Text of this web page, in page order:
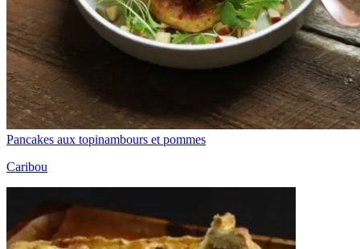
Pancakes aux topinambours et pommes
Caribou